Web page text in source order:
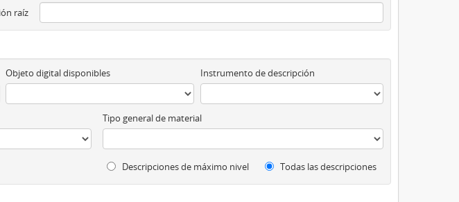
raíz
Objeto digital disponibles Instrumento de descripción
Tipo general de material
Descripciones de máximo nivel Todas las descripciones